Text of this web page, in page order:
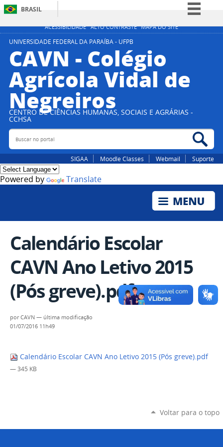
ACESSIBILIDADE ALTO CONTRASTE MAPA DO SITE
BRASIL
Simplifique!
Participe
Acesso à informação
Legislação
UNIVERSIDADE FEDERAL DA PARAÍBA - UFPB
CAVN - Colégio
Agrícola Vidal de
Negreiros
CENTRO DE CIÊNCIAS HUMANAS, SOCIAIS E AGRÁRIAS -
CCHSA
Buscar no portal
SIGAA Moodle Classes Webmail Suporte
Powered by Translate
Calendário Escolar
CAVN Ano Letivo 2015
(Pós greve).pdf
porCAVN — última modificação
01/07/2016 11h49
Calendário Escolar CAVN Ano Letivo 2015 (Pós greve).pdf
— 345 KB
Voltar para o topo